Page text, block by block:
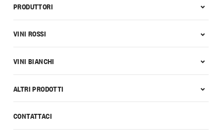
CONTATTACI
PRODUTTORI
VINI ROSSI
VINI BIANCHI
ALTRI PRODOTTI